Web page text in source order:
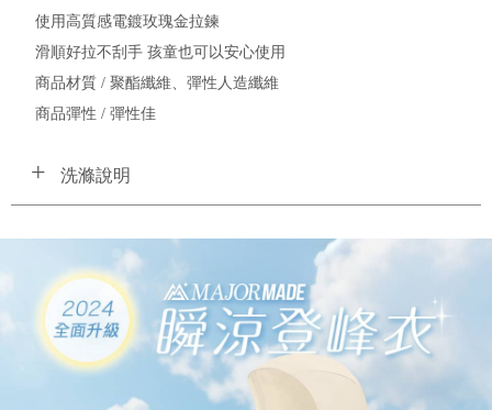
使用高質感電鍍玫瑰金拉鍊
滑順好拉不刮手 孩童也可以安心使用
商品材質 / 聚酯纖維、彈性人造纖維
商品彈性 / 彈性佳
洗滌說明